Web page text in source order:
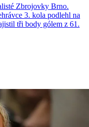
Zbrojovky Brno.
3. kola podlehl na
tři body gólem z 61.